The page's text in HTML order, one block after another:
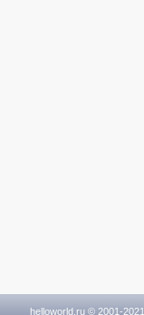
helloworld.ru © 2001-2021